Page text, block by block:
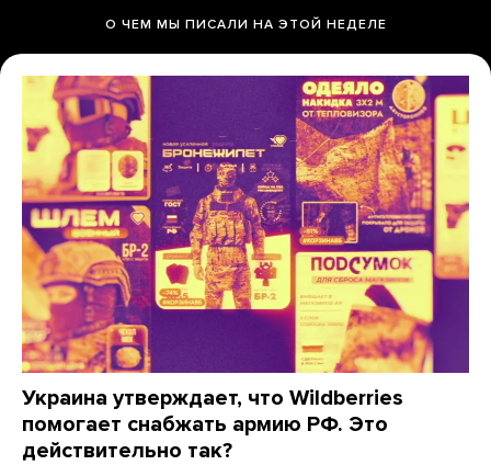
О ЧЕМ МЫ ПИСАЛИ НА ЭТОЙ НЕДЕЛЕ
Украина утверждает, что Wildberries
помогает снабжать армию РФ. Это
действительно так?